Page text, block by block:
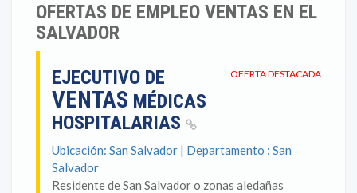
OFERTAS DE EMPLEO VENTAS EN EL
SALVADOR
OFERTA DESTACADA
EJECUTIVO DE
VENTAS MÉDICAS
HOSPITALARIAS
Ubicación: San Salvador | Departamento : San
Salvador
Residente de San Salvador o zonas aledañas